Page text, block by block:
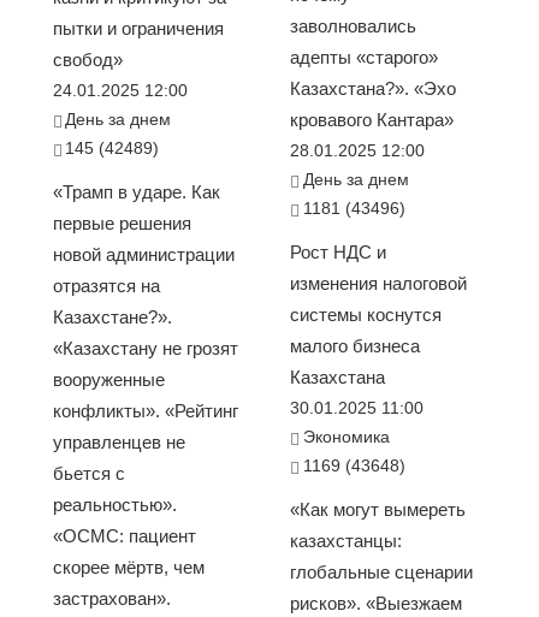
пытки и ограничения
свобод»
24.01.2025 12:00
День за днем
145 (42489)
«Трамп в ударе. Как
первые решения
новой администрации
отразятся на
Казахстане?».
«Казахстану не грозят
вооруженные
конфликты». «Рейтинг
управленцев не
бьется с
реальностью».
«ОСМС: пациент
скорее мёртв, чем
застрахован».
заволновались
адепты «старого»
Казахстана?». «Эхо
кровавого Кантара»
28.01.2025 12:00
День за днем
1181 (43496)
Рост НДС и
изменения налоговой
системы коснутся
малого бизнеса
Казахстана
30.01.2025 11:00
Экономика
1169 (43648)
«Как могут вымереть
казахстанцы:
глобальные сценарии
рисков». «Выезжаем